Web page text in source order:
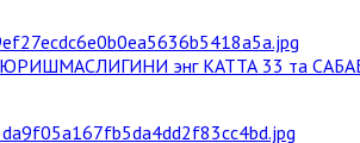
энг КАТТА 33 та